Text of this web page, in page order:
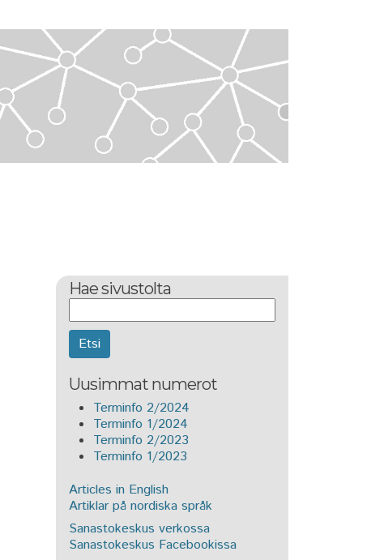
Hae sivustolta
Uusimmat numerot
Terminfo 2/2024
Terminfo 1/2024
Terminfo 2/2023
Terminfo 1/2023
Articles in English
Artiklar på nordiska språk
Sanastokeskus verkossa
Sanastokeskus Facebookissa